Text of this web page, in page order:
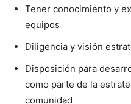
Tener conocimiento y
equipos
Diligencia y visión
Disposición para
como parte de la
comunidad